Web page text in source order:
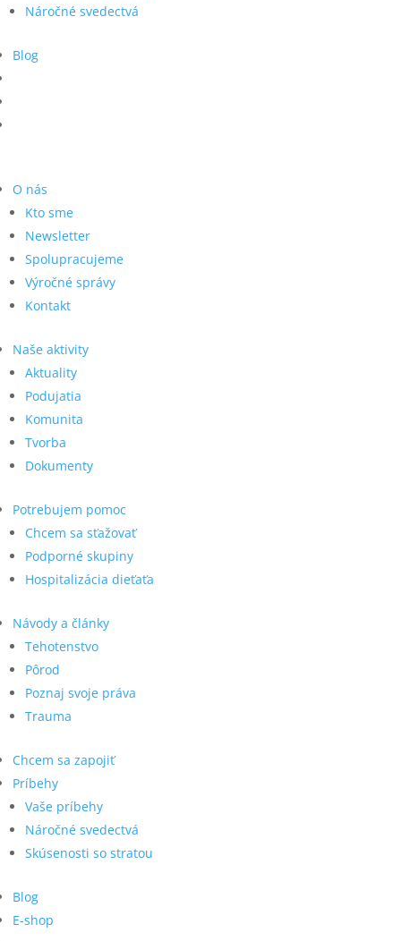
Náročné svedectvá
Blog
O nás
Kto sme
Newsletter
Spolupracujeme
Výročné správy
Kontakt
Naše aktivity
Aktuality
Podujatia
Komunita
Tvorba
Dokumenty
Potrebujem pomoc
Chcem sa sťažovať
Podporné skupiny
Hospitalizácia dieťaťa
Návody a články
Tehotenstvo
Pôrod
Poznaj svoje práva
Trauma
Chcem sa zapojiť
Príbehy
Vaše príbehy
Náročné svedectvá
Skúsenosti so stratou
Blog
E-shop